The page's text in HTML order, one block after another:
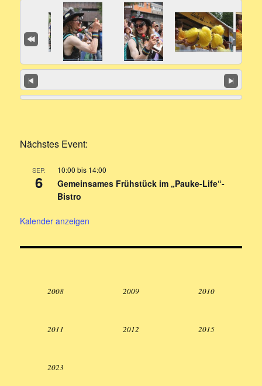
Nächstes Event:
SEP.
6
10:00 bis 14:00
Gemeinsames Frühstück im „Pauke-Life“-
Bistro
Kalender anzeigen
2008 2009 2010
2011 2012 2015
2023